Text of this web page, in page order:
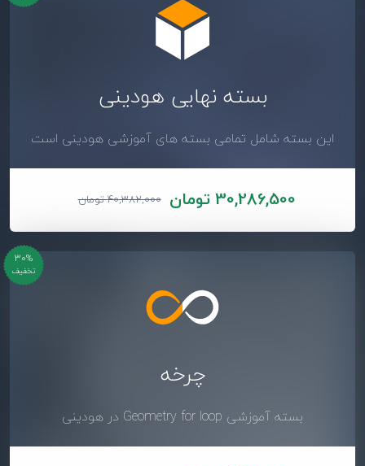
بسته نهایی هودینی
این بسته شامل تمامی بسته های آموزشی هودینی است
30,286,500 تومان 40,382,000 تومان
چرخه
بسته آموزشی Geometry for loop در هودینی
تخفیف
30%